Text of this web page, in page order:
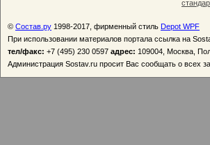
© Состав.ру 1998-2017, фирменный стиль Depot WPF
При использовании материалов портала ссылка на
тел/факс: +7 (495) 230 0597 адрес: 109004, Москва,
Администрация Sostav.ru просит Вас сообщать о всех